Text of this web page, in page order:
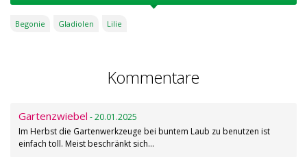
Begonie Gladiolen Lilie
Kommentare
Gartenzwiebel - 20.01.2025
Im Herbst die Gartenwerkzeuge bei buntem Laub zu benutzen ist
einfach toll. Meist beschränkt sich…